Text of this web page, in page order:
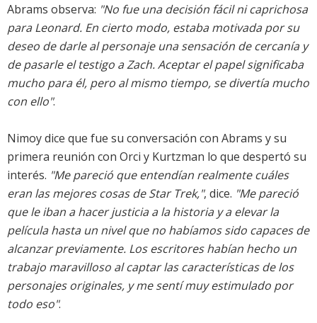
Abrams observa: "No fue una decisión fácil ni caprichosa
para Leonard. En cierto modo, estaba motivada por su
deseo de darle al personaje una sensación de cercanía y
de pasarle el testigo a Zach. Aceptar el papel significaba
mucho para él, pero al mismo tiempo, se divertía mucho
con ello".
Nimoy dice que fue su conversación con Abrams y su
primera reunión con Orci y Kurtzman lo que despertó su
interés. "Me pareció que entendían realmente cuáles
eran las mejores cosas de Star Trek,", dice. "Me pareció
que le iban a hacer justicia a la historia y a elevar la
película hasta un nivel que no habíamos sido capaces de
alcanzar previamente. Los escritores habían hecho un
trabajo maravilloso al captar las características de los
personajes originales, y me sentí muy estimulado por
todo eso".